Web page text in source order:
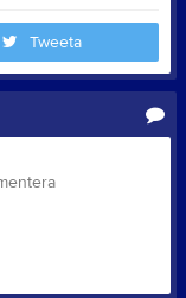
Tweeta